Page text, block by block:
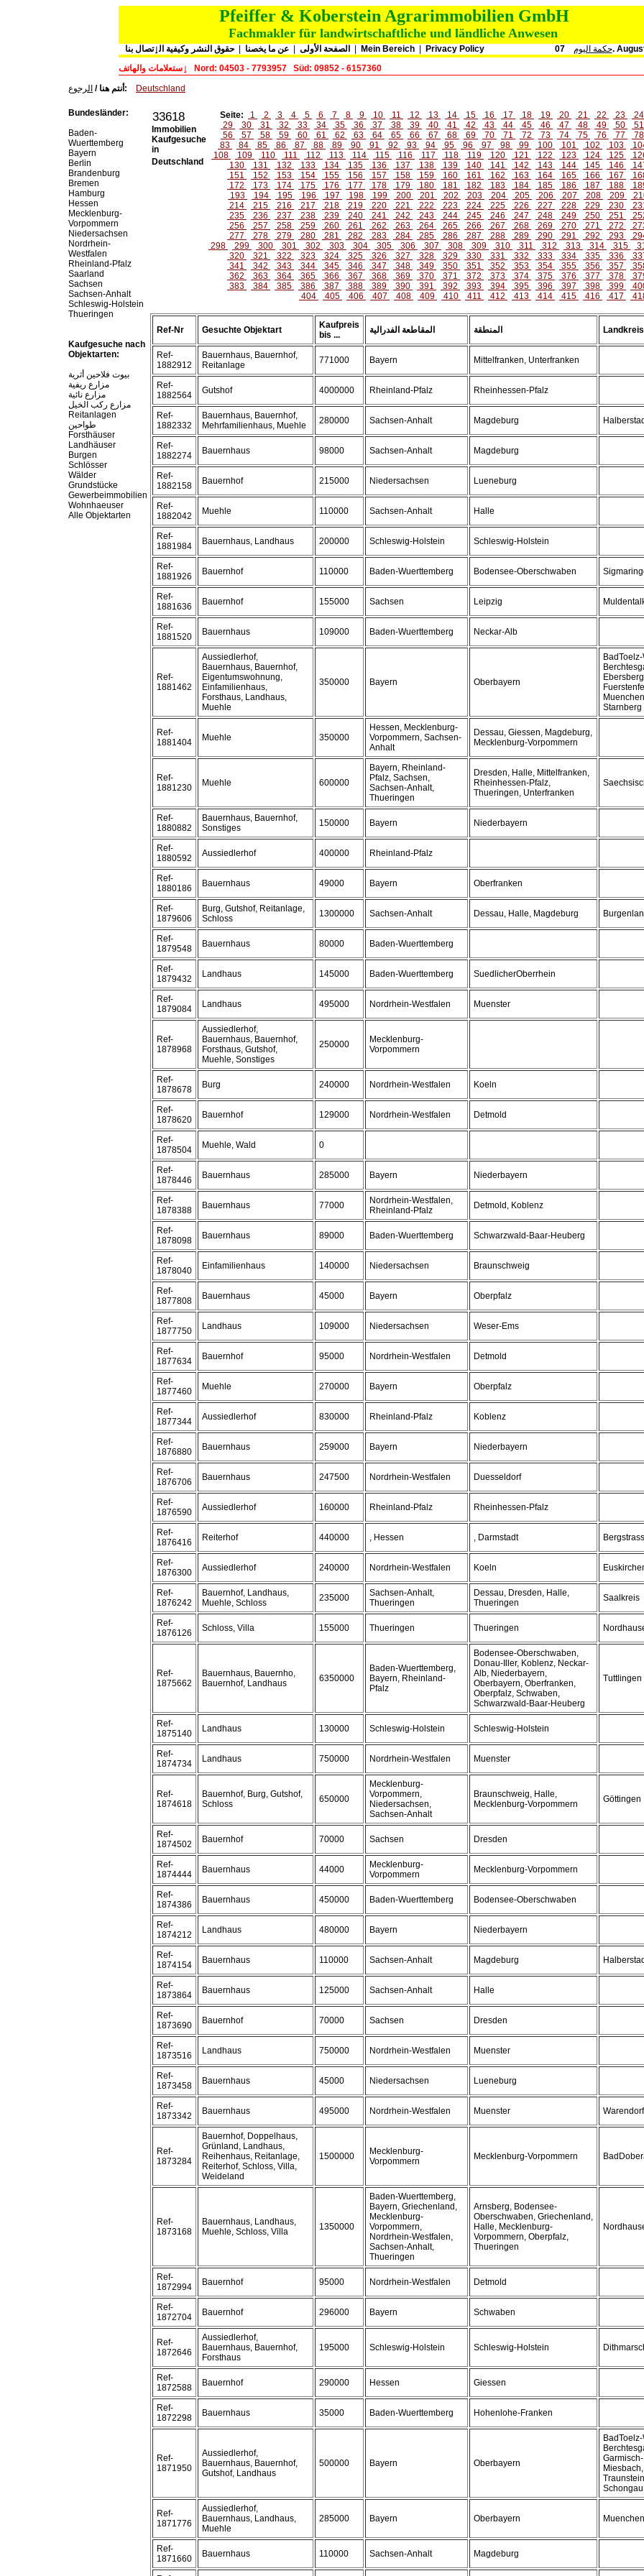
Pfeiffer & Koberstein Agrarimmobilien GmbH
Fachmakler für landwirtschaftliche und ländliche Anwesen
الصفحة الأولى |عن ما يخصنا |حقوق النشر وكيفية الٳتصال بنا Mein Bereich Privacy Policy حكمة اليوم07.
Nord: 04503 - 7793957
Süd: 09852 - 6157360
أنتم هنا / الرجوع : Deutschland
Bundesländer:
Baden-
Wuerttemberg
Bayern
Berlin
Brandenburg
Bremen
Hamburg
Hessen
Mecklenburg-
Vorpommern
Niedersachsen
Nordrhein-
Westfalen
Rheinland-Pfalz
Saarland
Sachsen
Sachsen-Anhalt
Schleswig-Holstein
Thueringen
Kaufgesuche nach
Objektarten:
بيوت فلاحين أثرية
مزارع ريفية
مزارع نائية
مزارع ركب الخيل
Reitanlagen
طواحين
Forsthäuser
Landhäuser
Burgen
Schlösser
Wälder
Grundstücke
Gewerbeimmobilien
Wohnhaeuser
Alle Objektarten
33618
Immobilien
Kaufgesuche
in
Deutschland
Seite: 1 2 3 4 5 6 7 8 9 10 11 12 13 14 15 16 17 18 19 20 21 22 23
29
30 31 32 33 34 35 36 37 38 39 40 41 42 43 44 45 46 47 48 49 50
56
57 58 59 60 61 62 63 64 65 66 67 68 69 70 71 72 73 74 75 76 77
83
84 85 86 87 88 89 90 91 92 93 94 95 96 97 98 99 100 101 102 103
108
109 110 111 112 113 114 115 116 117 118 119 120 121 122 123 124 125
130
131 132 133 134 135 136 137 138 139 140 141 142 143 144 145 146
151
152 153 154 155 156 157 158 159 160 161 162 163 164 165 166 167
172
173 174 175 176 177 178 179 180 181 182 183 184 185 186 187 188
193
194 195 196 197 198 199 200 201 202 203 204 205 206 207 208 209
214
215 216 217 218 219 220 221 222 223 224 225 226 227 228 229 230
235
236 237 238 239 240 241 242 243 244 245 246 247 248 249 250 251
256
257 258 259 260 261 262 263 264 265 266 267 268 269 270 271 272
277
278 279 280 281 282 283 284 285 286 287 288 289 290 291 292 293
298
299 300 301 302 303 304 305 306 307 308 309 310 311 312 313 314 315
320
321 322 323 324 325 326 327 328 329 330 331 332 333 334 335 336
341
342 343 344 345 346 347 348 349 350 351 352 353 354 355 356 357
362
363 364 365 366 367 368 369 370 371 372 373 374 375 376 377 378
383
384 385 386 387 388 389 390 391 392 393 394 395 396 397 398 399
404
405 406 407 408 409 410 411 412 413 414 415 416 417
Ref-Nr Gesuchte Objektart
Kaufpreis
bis ...
المقاطعة الفدرالية المنطقة
Ref-
1882912
Bauernhaus, Bauernhof,
Reitanlage
771000 Bayern Mittelfranken, Unterfranken
Ref-
1882564
Gutshof 4000000 Rheinland-Pfalz Rheinhessen-Pfalz
Ref-
1882332
Bauernhaus, Bauernhof,
Mehrfamilienhaus, Muehle
280000 Sachsen-Anhalt Magdeburg
Ref-
1882274
Bauernhaus 98000 Sachsen-Anhalt Magdeburg
Ref-
1882158
Bauernhof 215000 Niedersachsen Lueneburg
Ref-
1882042
Muehle 110000 Sachsen-Anhalt Halle
Ref-
1881984
Bauernhaus, Landhaus 200000 Schleswig-Holstein Schleswig-Holstein
Ref-
1881926
Bauernhof 110000 Baden-Wuerttemberg Bodensee-Oberschwaben
Ref-
1881636
Bauernhof 155000 Sachsen Leipzig
Ref-
1881520
Bauernhaus 109000 Baden-Wuerttemberg Neckar-Alb
Ref-
1881462
Aussiedlerhof,
Bauernhaus, Bauernhof,
Eigentumswohnung,
Einfamilienhaus,
Forsthaus, Landhaus,
Muehle
350000 Bayern Oberbayern
Starnberg
Ref-
1881404
Muehle 350000
Hessen, Mecklenburg-
Vorpommern, Sachsen-
Anhalt
Dessau, Giessen, Magdeburg,
Mecklenburg-Vorpommern
Ref-
1881230
Muehle 600000
Bayern, Rheinland-
Pfalz, Sachsen,
Sachsen-Anhalt,
Thueringen
Dresden, Halle, Mittelfranken,
Rheinhessen-Pfalz,
Thueringen, Unterfranken
Ref-
1880882
Bauernhaus, Bauernhof,
Sonstiges
150000 Bayern Niederbayern
Ref-
1880592
Aussiedlerhof 400000 Rheinland-Pfalz
Ref-
1880186
Bauernhaus 49000 Bayern Oberfranken
Ref-
1879606
Burg, Gutshof, Reitanlage,
Schloss
1300000 Sachsen-Anhalt Dessau, Halle, Magdeburg
Ref-
1879548
Bauernhaus 80000 Baden-Wuerttemberg
Ref-
1879432
Landhaus 145000 Baden-Wuerttemberg SuedlicherOberrhein
Ref-
1879084
Landhaus 495000 Nordrhein-Westfalen Muenster
Ref-
1878968
Aussiedlerhof,
Bauernhaus, Bauernhof,
Forsthaus, Gutshof,
Muehle, Sonstiges
250000
Mecklenburg-
Vorpommern
Ref-
1878678
Burg 240000 Nordrhein-Westfalen Koeln
Ref-
1878620
Bauernhof 129000 Nordrhein-Westfalen Detmold
Ref-
1878504
Muehle, Wald 0
Ref-
1878446
Bauernhaus 285000 Bayern Niederbayern
Ref-
1878388
Bauernhaus 77000
Nordrhein-Westfalen,
Rheinland-Pfalz
Detmold, Koblenz
Ref-
1878098
Bauernhaus 89000 Baden-Wuerttemberg Schwarzwald-Baar-Heuberg
Ref-
1878040
Einfamilienhaus 140000 Niedersachsen Braunschweig
Ref-
1877808
Bauernhaus 45000 Bayern Oberpfalz
Ref-
1877750
Landhaus 109000 Niedersachsen Weser-Ems
Ref-
1877634
Bauernhof 95000 Nordrhein-Westfalen Detmold
Ref-
1877460
Muehle 270000 Bayern Oberpfalz
Ref-
1877344
Aussiedlerhof 830000 Rheinland-Pfalz Koblenz
Ref-
1876880
Bauernhaus 259000 Bayern Niederbayern
Ref-
1876706
Bauernhaus 247500 Nordrhein-Westfalen Duesseldorf
Ref-
1876590
Aussiedlerhof 160000 Rheinland-Pfalz Rheinhessen-Pfalz
Ref-
1876416
Reiterhof 440000 , Hessen , Darmstadt
Ref-
1876300
Aussiedlerhof 240000 Nordrhein-Westfalen Koeln
Ref-
1876242
Bauernhof, Landhaus,
Muehle, Schloss
235000
Sachsen-Anhalt,
Thueringen
Dessau, Dresden, Halle,
Thueringen
Saalkreis
Ref-
1876126
Schloss, Villa 155000 Thueringen Thueringen
Ref-
1875662
Bauernhaus, Bauernho,
Bauernhof, Landhaus
6350000
Baden-Wuerttemberg,
Bayern, Rheinland-
Pfalz
Bodensee-Oberschwaben,
Donau-Iller, Koblenz, Neckar-
Alb, Niederbayern,
Oberbayern, Oberfranken,
Oberpfalz, Schwaben,
Schwarzwald-Baar-Heuberg
Tuttlingen
Ref-
1875140
Landhaus 130000 Schleswig-Holstein Schleswig-Holstein
Ref-
1874734
Landhaus 750000 Nordrhein-Westfalen Muenster
Ref-
1874618
Bauernhof, Burg, Gutshof,
Schloss
650000
Mecklenburg-
Vorpommern,
Niedersachsen,
Sachsen-Anhalt
Braunschweig, Halle,
Mecklenburg-Vorpommern
Göttingen
Ref-
1874502
Bauernhof 70000 Sachsen Dresden
Ref-
1874444
Bauernhaus 44000
Mecklenburg-
Vorpommern
Mecklenburg-Vorpommern
Ref-
1874386
Bauernhaus 450000 Baden-Wuerttemberg Bodensee-Oberschwaben
Ref-
1874212
Landhaus 480000 Bayern Niederbayern
Ref-
1874154
Bauernhaus 110000 Sachsen-Anhalt Magdeburg
Ref-
1873864
Bauernhaus 125000 Sachsen-Anhalt Halle
Ref-
1873690
Bauernhof 70000 Sachsen Dresden
Ref-
1873516
Landhaus 750000 Nordrhein-Westfalen Muenster
Ref-
1873458
Bauernhaus 45000 Niedersachsen Lueneburg
Ref-
1873342
Bauernhaus 495000 Nordrhein-Westfalen Muenster Warendorf
Ref-
1873284
Bauernhof, Doppelhaus,
Grünland, Landhaus,
Reihenhaus, Reitanlage,
Reiterhof, Schloss, Villa,
Weideland
1500000
Mecklenburg-
Vorpommern
Mecklenburg-Vorpommern
Ref-
1873168
Bauernhaus, Landhaus,
Muehle, Schloss, Villa
1350000
Baden-Wuerttemberg,
Bayern, Griechenland,
Mecklenburg-
Vorpommern,
Nordrhein-Westfalen,
Sachsen-Anhalt,
Thueringen
Arnsberg, Bodensee-
Oberschwaben, Griechenland,
Halle, Mecklenburg-
Vorpommern, Oberpfalz,
Thueringen
Ref-
1872994
Bauernhof 95000 Nordrhein-Westfalen Detmold
Ref-
1872704
Bauernhof 296000 Bayern Schwaben
Ref-
1872646
Aussiedlerhof,
Bauernhaus, Bauernhof,
Forsthaus
195000 Schleswig-Holstein Schleswig-Holstein
Ref-
1872588
Bauernhof 290000 Hessen Giessen
Ref-
1872298
Bauernhaus 35000 Baden-Wuerttemberg Hohenlohe-Franken
Ref-
1871950
Aussiedlerhof,
Bauernhaus, Bauernhof,
Gutshof, Landhaus
500000 Bayern Oberbayern
Schongau
Ref-
1871776
Aussiedlerhof,
Bauernhaus, Landhaus,
Muehle
285000 Bayern Oberbayern
Ref-
1871660
Bauernhaus 110000 Sachsen-Anhalt Magdeburg